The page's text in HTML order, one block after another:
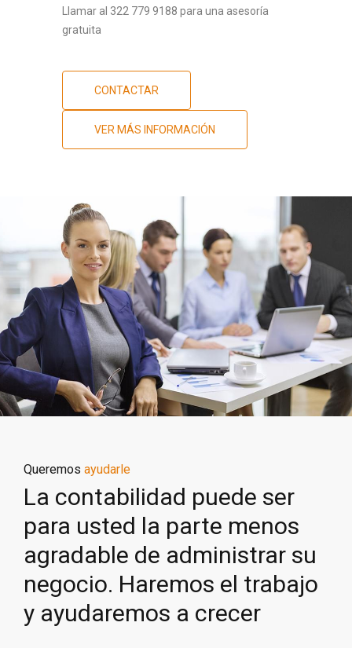
Llamar al 322 779 9188 para una asesoría
gratuita
CONTACTAR
VER MÁS INFORMACIÓN
Queremos ayudarle
La contabilidad puede ser
para usted la parte menos
agradable de administrar su
negocio. Haremos el trabajo
y ayudaremos a crecer